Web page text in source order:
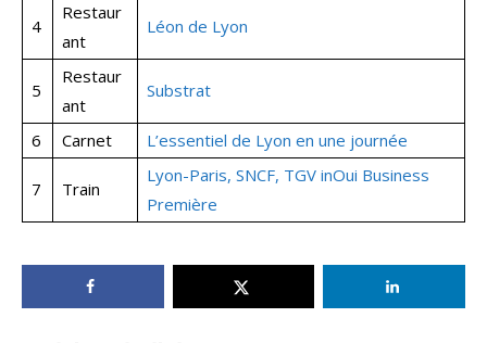
4
Restaur
ant
Léon de Lyon
5
Restaur
ant
Substrat
6 Carnet L’essentiel de Lyon en une journée
7 Train
Lyon-Paris, SNCF, TGV inOui Business
Première